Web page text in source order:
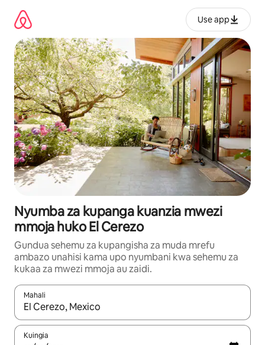
kwenda
kwenye
maudhui
Use app
Nyumba za kupanga kuanzia mwezi
mmoja huko El Cerezo
Gundua sehemu za kupangisha za muda mrefu
ambazo unahisi kama upo nyumbani kwa sehemu za
kukaa za mwezi mmoja au zaidi.
Mahali
Wakati matokeo yanapatikana, vinjari kwa kutumia vitufe vya
Kuingia